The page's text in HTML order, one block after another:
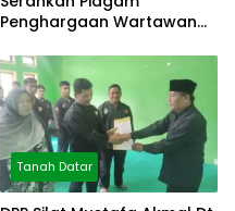
Penghargaan Wartawan
Tanah Datar